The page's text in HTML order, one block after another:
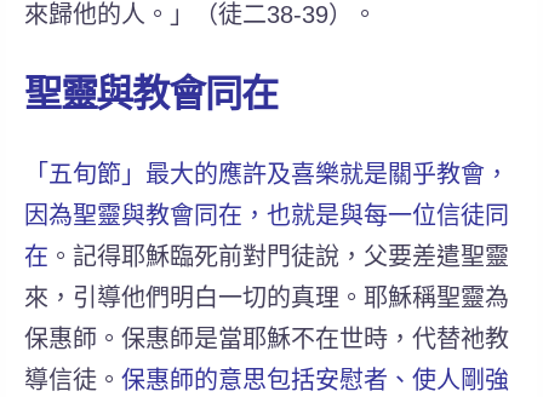
來歸他的人。」（徒二38-39）。
聖靈與教會同在
「五旬節」最大的應許及喜樂就是關乎教會，
因為聖靈與教會同在，也就是與每一位信徒同
在 。記得耶穌臨死前對門徒說，父要差遣聖靈
來，引導他們明白一切的真理。耶穌稱聖靈為
保惠師。保惠師是當耶穌不在世時，代替祂教
導信徒。 保惠師的意思包括安慰者、使人剛強